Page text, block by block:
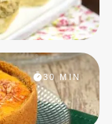
30 MIN